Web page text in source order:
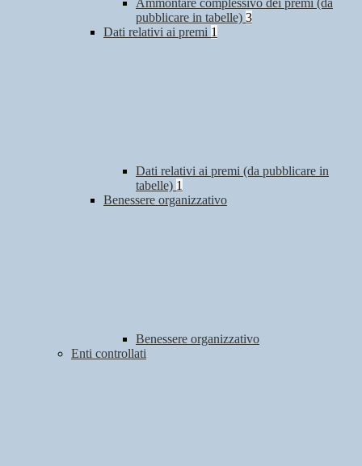
Ammontare complessivo dei premi (da
pubblicare in tabelle) 3
Dati relativi ai premi 1
Dati relativi ai premi (da pubblicare in
tabelle) 1
Benessere organizzativo
Benessere organizzativo
Enti controllati